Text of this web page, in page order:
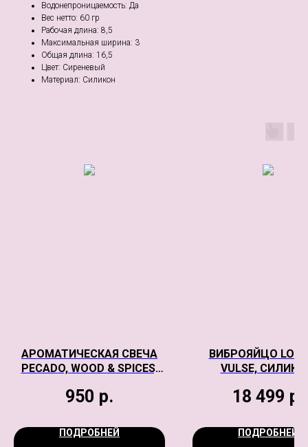
Водонепроницаемость: Да
Веc нетто: 60 гр
Рабочая длина: 8,5
Максимальная ширина: 3
Общая длина: 16,5
Цвет: Сиреневый
Материал: Cиликон
АРОМАТИЧЕСКАЯ СВЕЧА
PECADO, WOOD & SPICES,
950 р.
ПОДРОБНЕЙ
ВИБРОЯЙЦО
VULSE,
18 499 р.
ПОДРОБНЕЙ